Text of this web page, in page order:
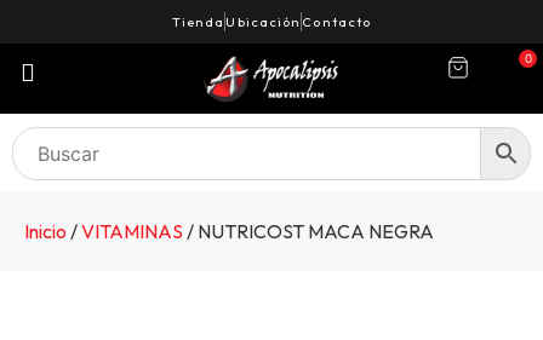
Tienda Ubicación Contacto
0
Inicio /VITAMINAS / NUTRICOST MACA NEGRA